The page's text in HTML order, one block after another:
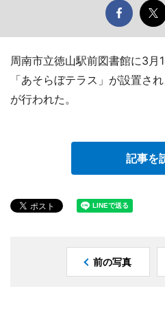
周南市立徳山駅前図書館に3月
「あそらぼテラス」が設置さ
が行われた。
記事を
前の写真